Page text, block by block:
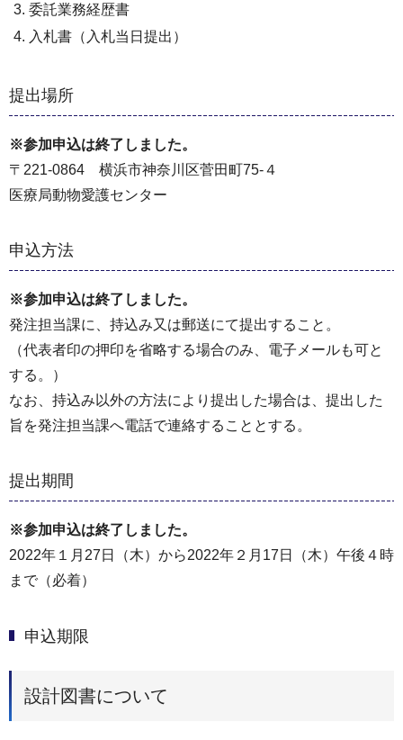
委託業務経歴書
入札書（入札当日提出）
提出場所
※参加申込は終了しました。
〒221-0864 横浜市神奈川区菅田町75-４
医療局動物愛護センター
申込方法
※参加申込は終了しました。
発注担当課に、持込み又は郵送にて提出すること。
（代表者印の押印を省略する場合のみ、電子メールも可と
する。）
なお、持込み以外の方法により提出した場合は、提出した
旨を発注担当課へ電話で連絡することとする。
提出期間
※参加申込は終了しました。
2022年１月27日（木）から2022年２月17日（木）午後４時
まで（必着）
申込期限
設計図書について